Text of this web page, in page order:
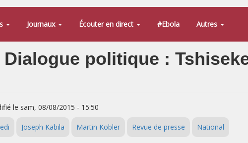
Journaux Écouter en direct #Ebola Autres
politique :
le sam, 08/08/2015 - 15:50
Joseph Kabila Martin Kobler Revue de presse National